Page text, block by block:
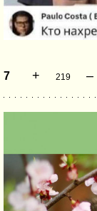
7 + 219 –